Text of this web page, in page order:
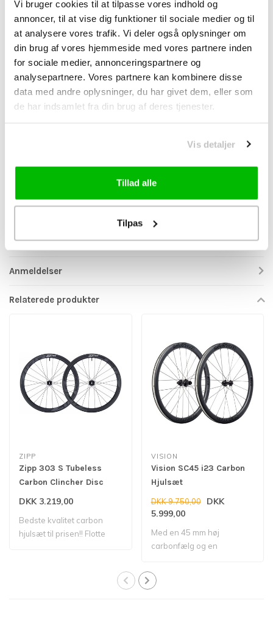
Vi bruger cookies til at tilpasse vores indhold og
annoncer, til at vise dig funktioner til sociale medier og til
at analysere vores trafik. Vi deler også oplysninger om
din brug af vores hjemmeside med vores partnere inden
for sociale medier, annonceringspartnere og
analysepartnere. Vores partnere kan kombinere disse
data med andre oplysninger, du har givet dem, eller som
de har indsamlet fra din brug af deres tjenester.
Vis detaljer
Tillad alle
Tilpas
• aksel: aluminium (anodiseret)
• freewheelbody: SHIMANO HG Spline L (stål)
• kompatible kassetter: 8-/9-/10-gears SHIMANO/SRAM, 11-gears
SHIMANO/SRAM vej, 11-trins SHIMANO MTB, 12-gears SHIMANO
• bremseskivemontering: Centerlås
• Forhjulets installationsbredde: 12 x 100 mm (gennemgående
• monteringsbredde på baghjul: 12 x 142 mm (gennemgående
Indeholder:
• 1 x SHIMANO Ultegra WH-R8170-C60-TL-F racerforhjul
• 1 x SHIMANO Ultegra WH-R8170-C60-TL-R racerbaghjul
Anmeldelser
Relaterede produkter
ZIPP
Zipp 303 S Tubeless
Carbon Clincher Disc
Hjulsæt
DKK 3.219,00
Bedste kvalitet carbon
hjulsæt til prisen!! Flotte
VISION
Vision SC45 i23 Carbon
Hjulsæt
DKK 9.750,00
DKK
5.999,00
Med en 45 mm høj
carbonfælg og en
mm ..